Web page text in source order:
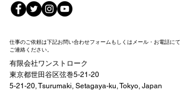
仕事のご依頼は下記お問い合わせフォームもしくはメール・お電話にて
ご連絡ください。
有限会社ワンストローク
東京都世田谷区弦巻5-21-20
5-21-20, Tsurumaki, Setagaya-ku, Tokyo, Japan